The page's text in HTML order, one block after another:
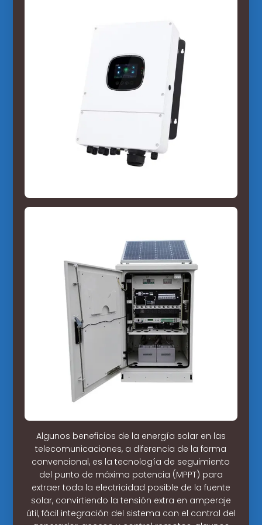
Algunos beneficios de la energía solar en las
telecomunicaciones, a diferencia de la forma
convencional, es la tecnología de seguimiento
del punto de máxima potencia (MPPT) para
extraer toda la electricidad posible de la fuente
solar, convirtiendo la tensión extra en amperaje
útil, fácil integración del sistema con el control del